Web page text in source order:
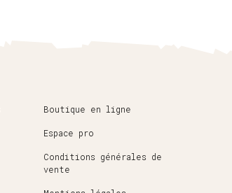
Boutique en ligne
Espace pro
Conditions générales de
vente